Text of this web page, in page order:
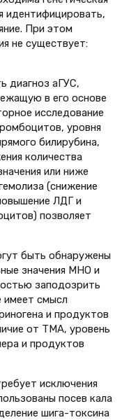
идентифицировать,
При этом
не существует:
диагноз аГУС,
в его основе
исследование
уровня
билирубина,
количества
или ниже
(снижение
ЛДГ и
позволяет
быть обнаружены
значения МНО и
заподозрить
имеет смысл
и продуктов
от ТМА, уровень
и продуктов
исключения
посев кала
шига-токсина